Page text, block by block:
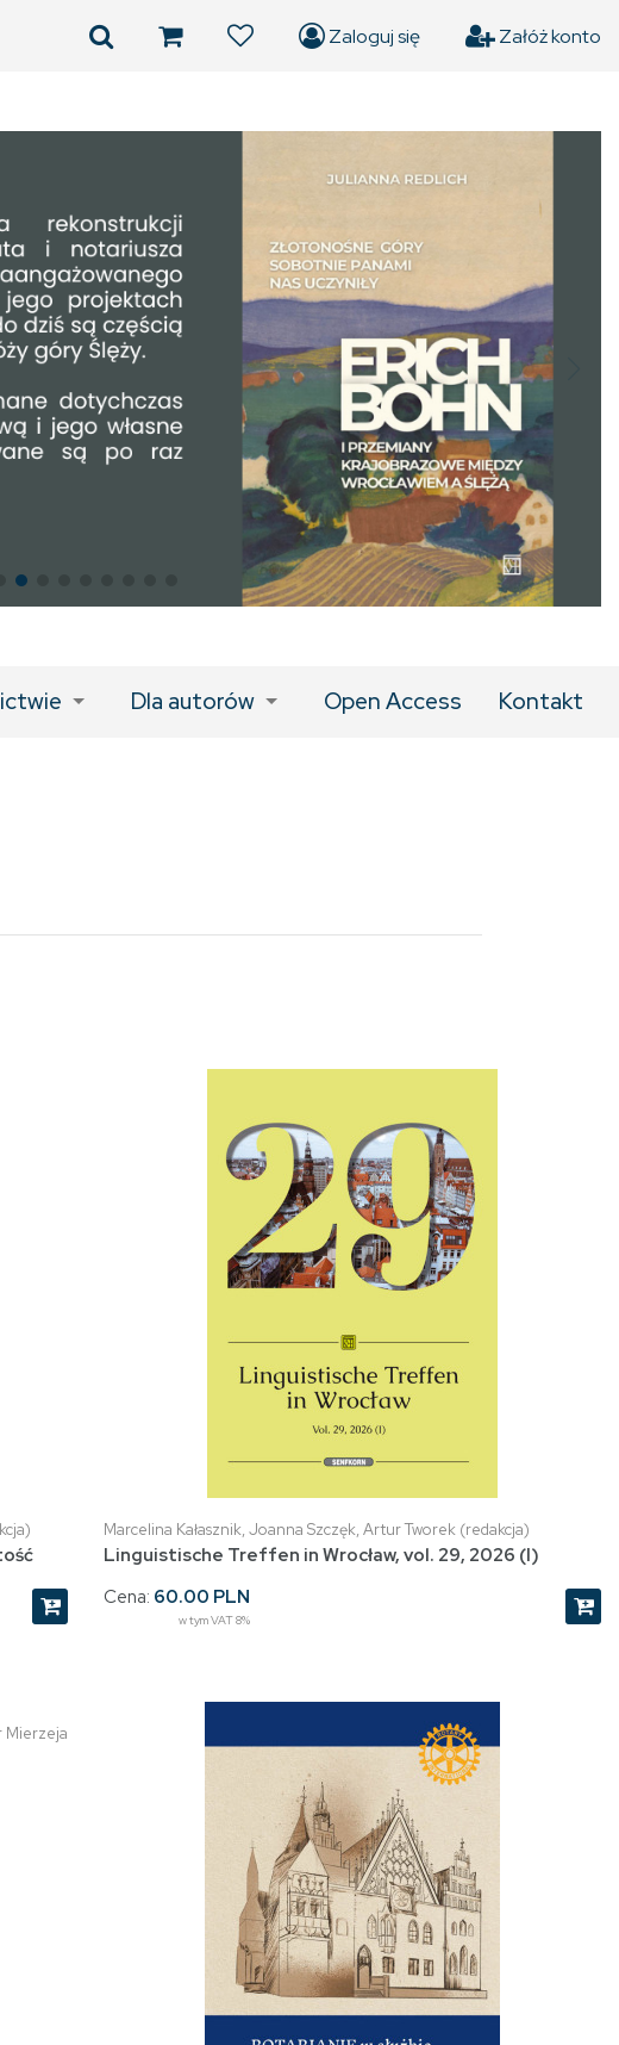
Zaloguj się Załóż konto
Dla autorów Open Access Kontakt
Marcelina Kałasznik, Joanna Szczęk, Artur Tworek (redakcja)
Linguistische Treffen in Wrocław, vol. 29, 2026 (I)
Cena: 60.00 PLN
w tym VAT 8%
Mierzeja